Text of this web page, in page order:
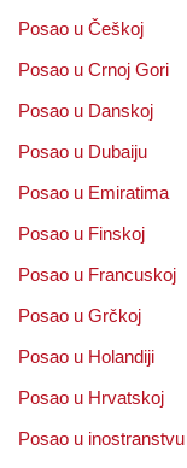
Posao u Češkoj
Posao u Crnoj Gori
Posao u Danskoj
Posao u Dubaiju
Posao u Emiratima
Posao u Finskoj
Posao u Francuskoj
Posao u Grčkoj
Posao u Holandiji
Posao u Hrvatskoj
Posao u inostranstvu